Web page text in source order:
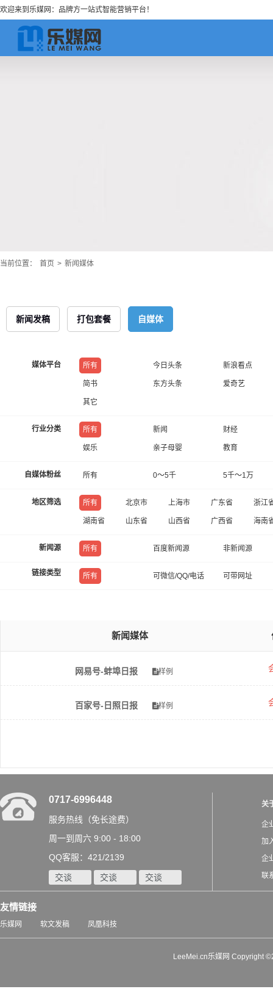
欢迎来到乐媒网：品牌方一站式智能营销平台！
当前位置： 首页 > 新闻媒体
新闻发稿 打包套餐 自媒体
媒体平台 所有 今日头条 新浪看点
简书 东方头条 爱奇艺
其它
行业分类 所有 新闻 财经
娱乐 亲子母婴 教育
自媒体粉丝 所有 0～5千 5千～1万
地区筛选 所有 北京市 上海市 广东省 浙江
湖南省 山东省 山西省 广西省 海南
新闻源 所有 百度新闻源 非新闻源
链接类型 所有 可微信/QQ/电话 可带网址
新闻媒体
网易号-蚌埠日报 样例
百家号-日照日报 样例
0717-6996448
服务热线（免长途费）
周一到周六 9:00 - 18:00
QQ客服：421/2139
交谈 交谈 交谈
关
企
加
企
联
友情链接
乐媒网 软文发稿 凤凰科技
LeeMei.cn乐媒网 Copyright